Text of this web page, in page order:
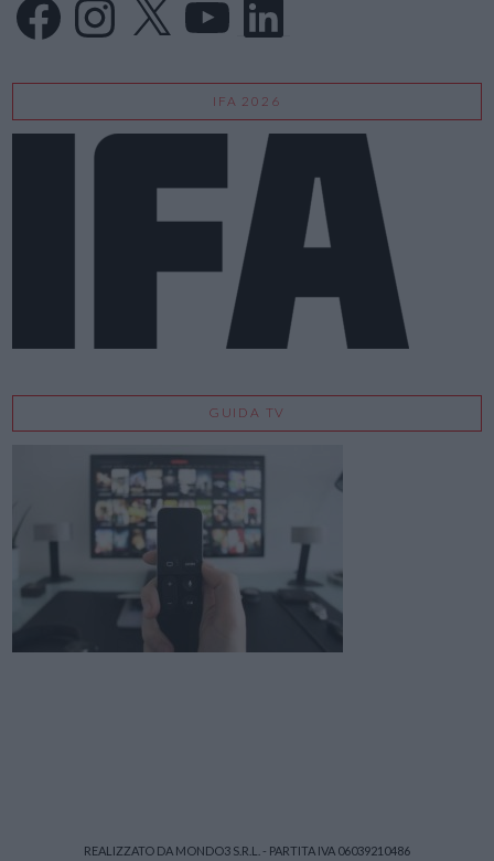
IFA 2026
GUIDA TV
REALIZZATO DA MONDO3 S.R.L. - PARTITA IVA 06039210486